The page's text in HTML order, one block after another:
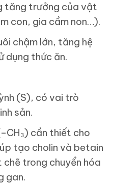
tăng trưởng của vật
con, gia cầm non…).
chậm lớn, tăng hệ
dụng thức ăn.
(S), có vai trò
sản.
cần thiết cho
tạo cholin và betain
chẽ trong chuyển hóa
gan.